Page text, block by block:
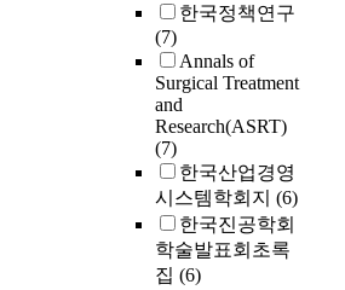
한국정책연구
(7)
Annals of
Surgical Treatment
and
Research(ASRT)
(7)
한국산업경영
시스템학회지 (6)
한국진공학회
학술발표회초록
집 (6)